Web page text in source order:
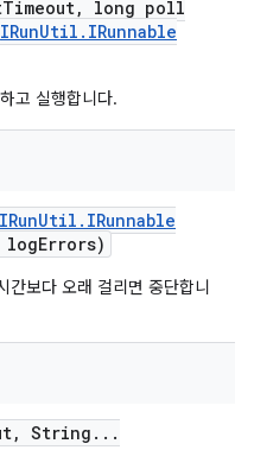
Timeout,
long poll
IRunUtil . IRunnable
고 실행합니다.
IRunUtil . IRunnable
logErrors)
간보다 오래 걸리면 중단합니
, String . . .